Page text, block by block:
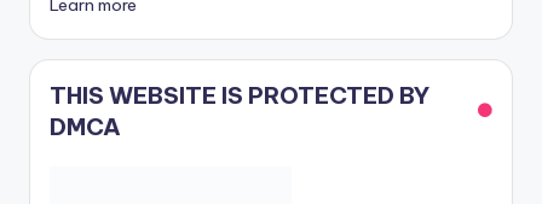
Learn more
THIS WEBSITE IS PROTECTED BY
DMCA